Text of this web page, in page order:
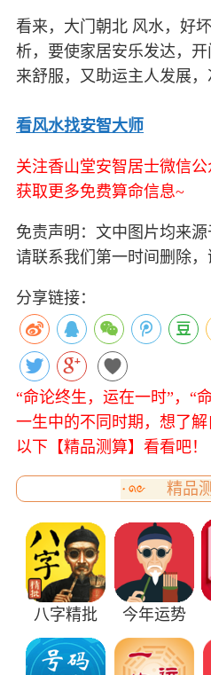
看来，大门朝北 风水，好
析，要使家居安乐发达，
来舒服，又助运主人发展，
看风水找安智大师
关注香山堂安智居士微信公
获取更多免费算命信息~
免责声明：文中图片均来
请联系我们第一时间删除，
分享链接：
“命论终生，运在一时”，“
一生中的不同时期，想了
以下【精品测算】看看吧！
精品
八字精批 今年运势